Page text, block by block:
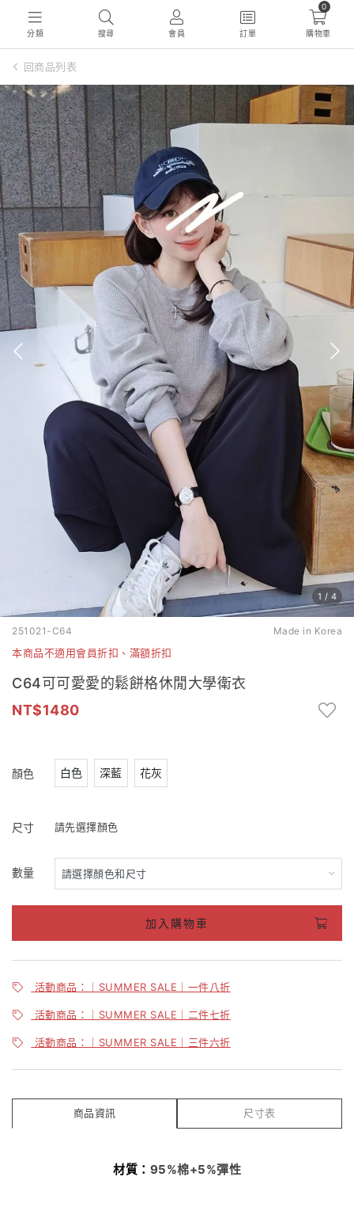
分類 搜尋 會員 訂單
0
購物車
回商品列表
1 / 4
251021-C64 Made in Korea
本商品不適用會員折扣、滿額折扣
C64可可愛愛的鬆餅格休閒大學衛衣
1480
顏色 白色 深藍 花灰
尺寸 請先選擇顏色
數量
加入購物車
活動商品：｜SUMMER SALE｜一件八折
活動商品：｜SUMMER SALE｜二件七折
活動商品：｜SUMMER SALE｜三件六折
商品資訊 尺寸表
材質： 95%棉+5%彈性